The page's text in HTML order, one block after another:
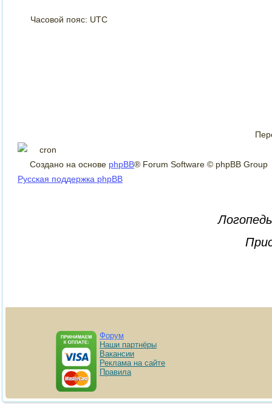
Часовой пояс: UTC
Создано на основе phpBB® Forum Software © phpBB Group
Русская поддержка phpBB
Форум
Наши партнёры
Вакансии
Реклама на сайте
Правила